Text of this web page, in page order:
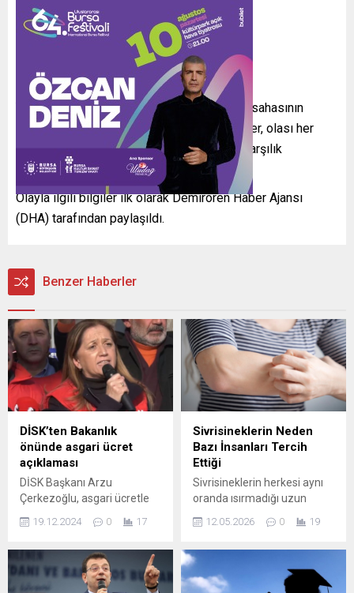
İhlale Karşı Kararlı Tutum
Yapılan bildiride, İran kara sularının ve hava sahasının
kontrol altında olduğunun altı çizildi. Yetkililer, olası her
türlü ihlale karşı
kesin ve kararlışekilde karşılık
verileceği uyarısını yineledi.
Olayla ilgili bilgiler ilk olarak Demirören Haber Ajansı
(DHA) tarafından paylaşıldı.
Benzer Haberler
DİSK’ten Bakanlık
önünde asgari ücret
açıklaması
DİSK Başkanı Arzu
Çerkezoğlu, asgari ücretle
ilgili önemli açıklamalarda
bulundu. Çerkezoğlu,
standartlarını yükseltmek
için gerekli adımları
19.12.2024 0 17
Sivrisineklerin Neden
Bazı İnsanları Tercih
Ettiği
Sivrisineklerin herkesi aynı
oranda ısırmadığı uzun
süredir gözlemleniyor; şimdi
bilim insanları bu farklılığın
iyi açıklamaya başladı.
Araştırmalar, böceklerin
12.05.2026 0 19